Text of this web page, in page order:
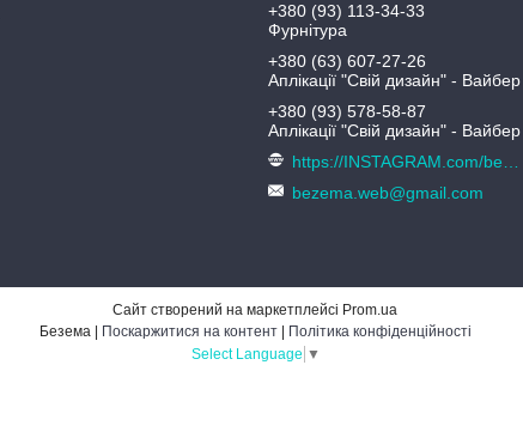
+380 (93) 113-34-33
Фурнітура
+380 (63) 607-27-26
Аплікації "Свій дизайн" - Вайбер
+380 (93) 578-58-87
Аплікації "Свій дизайн" - Вайбер
bezema.web@gmail.com
Сайт створений на маркетплейсі Prom.ua
Поскаржитися на контент
Політика конфіденційності
Select Language ▼